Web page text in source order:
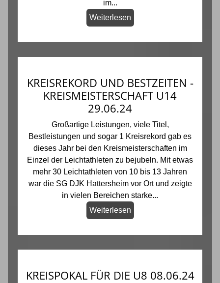
im...
Weiterlesen
KREISREKORD UND BESTZEITEN -
KREISMEISTERSCHAFT U14
29.06.24
Großartige Leistungen, viele Titel,
Bestleistungen und sogar 1 Kreisrekord gab es
dieses Jahr bei den Kreismeisterschaften im
Einzel der Leichtathleten zu bejubeln. Mit etwas
mehr 30 Leichtathleten von 10 bis 13 Jahren
war die SG DJK Hattersheim vor Ort und zeigte
in vielen Bereichen starke...
Weiterlesen
KREISPOKAL FÜR DIE U8 08.06.24